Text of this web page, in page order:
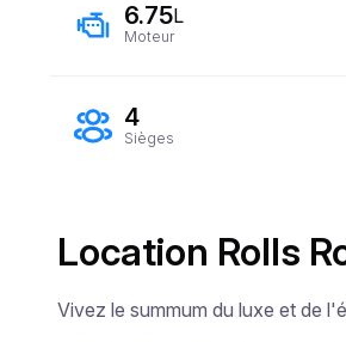
6.75L
Moteur
4
Sièges
Location Rolls
Vivez le summum du luxe et de